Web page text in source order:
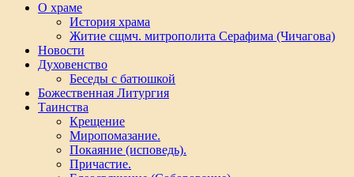
О храме
История храма
Житие сщмч. митрополита Серафима (Чичагова)
Новости
Духовенство
Беседы с батюшкой
Божественная Литургия
Таинства
Крещение
Миропомазание.
Покаяние (исповедь).
Причастие.